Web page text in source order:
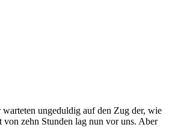
ungeduldig auf den Zug der, wie
von zehn Stunden lag nun vor uns. Aber